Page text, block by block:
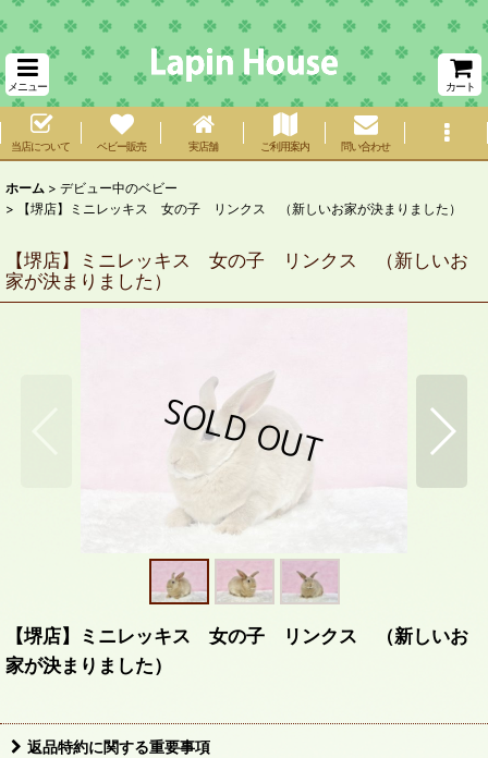
メニュー カート
当店について ベビー販売 実店舗 ご利用案内 問い合わせ
ホーム > デビュー中のベビー
>
【堺店】ミニレッキス 女の子 リンクス （新しいお家が決まりました）
【堺店】ミニレッキス 女の子 リンクス （新しいお
家が決まりました）
【堺店】ミニレッキス 女の子 リンクス （新しいお
家が決まりました）
返品特約に関する重要事項